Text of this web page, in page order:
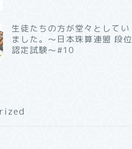
生徒たちの方が堂々としてい
ました。～日本珠算連盟 段位
認定試験～#10